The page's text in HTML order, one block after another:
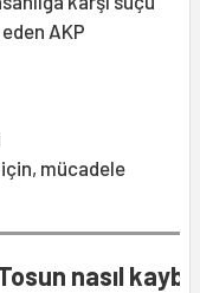
AKP
mücadele
nasıl